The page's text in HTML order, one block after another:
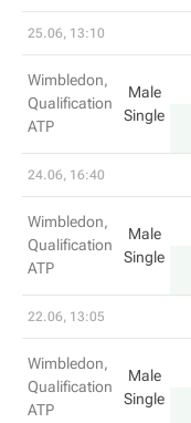
25.06, 13:10
Wimbledon,
Qualification
ATP
Male
Single
24.06, 16:40
Wimbledon,
Qualification
ATP
Male
Single
22.06, 13:05
Wimbledon,
Qualification
ATP
Male
Single